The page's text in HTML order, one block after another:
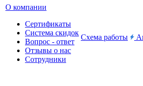
О компании
Сертификаты
Система скидок
Вопрос - ответ
Отзывы о нас
Сотрудники
Схема работы